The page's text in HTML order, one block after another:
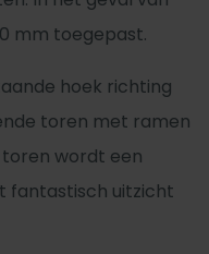
mm toegepast.
hoek richting
toren met ramen
toren wordt een
fantastisch uitzicht